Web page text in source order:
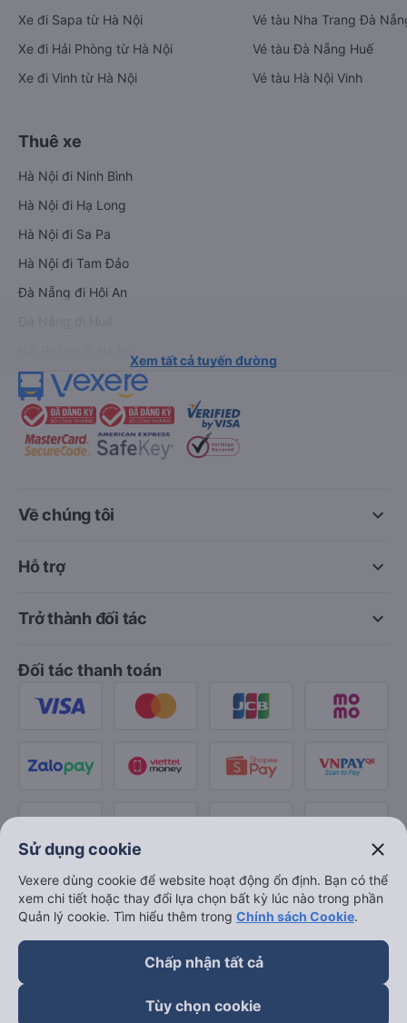
Xe đi Sapa từ Hà Nội
Xe đi Hải Phòng từ Hà Nội
Xe đi Vinh từ Hà Nội
Vé tàu Nha Trang Đà
Vé tàu Đà Nẵng Huế
Vé tàu Hà Nội Vinh
Thuê xe
Hà Nội đi Ninh Bình
Hà Nội đi Hạ Long
Hà Nội đi Sa Pa
Hà Nội đi Tam Đảo
Đà Nẵng đi Hội An
Xem tất cả tuyến đường
keyboard_arrow_down
Về chúng tôi
keyboard_arrow_down
Hỗ trợ
keyboard_arrow_down
Trở thành đối tác
Đối tác thanh toán
Sử dụng cookie close
Vexere dùng cookie để website hoạt động ổn định. Bạn có thể
xem chi tiết hoặc thay đổi lựa chọn bất kỳ lúc nào trong phần
Quản lý cookie. Tìm hiểu thêm trong Chính sách Cookie.
Chấp nhận tất cả
Tùy chọn cookie